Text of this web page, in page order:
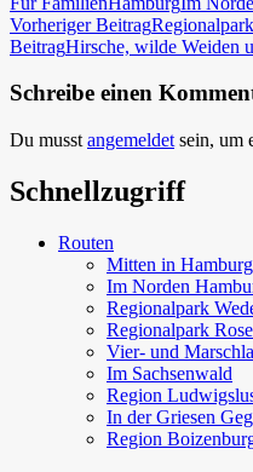
Beitragsnavigation
Vorheriger Beitrag
BeitragHirsche, wilde Weiden
Schreibe einen
Du musst angemeldet sein, um
Schnellzugriff
Routen
Mitten in Hamburg
Im Norden
Regionalpark
Regionalpark
Vier- und
Im Sachsenwald
Region
In der Griesen
Region